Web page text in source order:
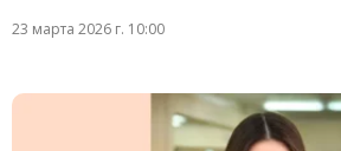
23 марта 2026 г. 10:00